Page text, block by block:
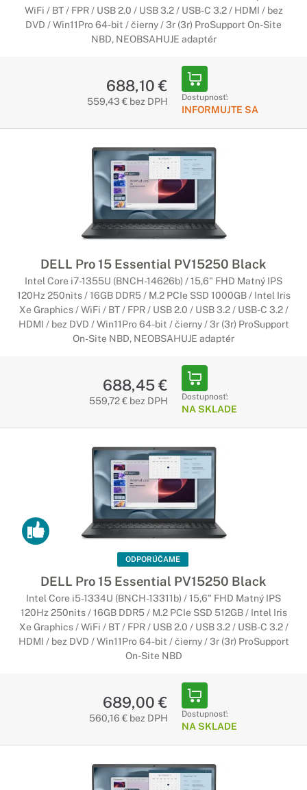
WiFi / BT / FPR / USB 2.0 / USB 3.2 / USB-C 3.2 / HDMI / bez
DVD / Win11Pro 64-bit / čierny / 3r (3r) ProSupport On-Site
NBD, NEOBSAHUJE adaptér
688,10 €
559,43 € bez DPH Dostupnosť:
INFORMUJTE SA
DELL Pro 15 Essential PV15250 Black
Intel Core i7-1355U (BNCH-14626b) / 15,6" FHD Matný IPS
120Hz 250nits / 16GB DDR5 / M.2 PCIe SSD 1000GB / Intel Iris
Xe Graphics / WiFi / BT / FPR / USB 2.0 / USB 3.2 / USB-C 3.2 /
HDMI / bez DVD / Win11Pro 64-bit / čierny / 3r (3r) ProSupport
On-Site NBD, NEOBSAHUJE adaptér
688,45 €
559,72 € bez DPH Dostupnosť:
NA SKLADE
ODPORÚČAME
DELL Pro 15 Essential PV15250 Black
Intel Core i5-1334U (BNCH-13311b) / 15,6" FHD Matný IPS
120Hz 250nits / 16GB DDR5 / M.2 PCIe SSD 512GB / Intel Iris
Xe Graphics / WiFi / BT / FPR / USB 2.0 / USB 3.2 / USB-C 3.2 /
HDMI / bez DVD / Win11Pro 64-bit / čierny / 3r (3r) ProSupport
On-Site NBD
689,00 €
560,16 € bez DPH Dostupnosť:
NA SKLADE